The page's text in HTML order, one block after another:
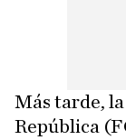
Más tarde,
República